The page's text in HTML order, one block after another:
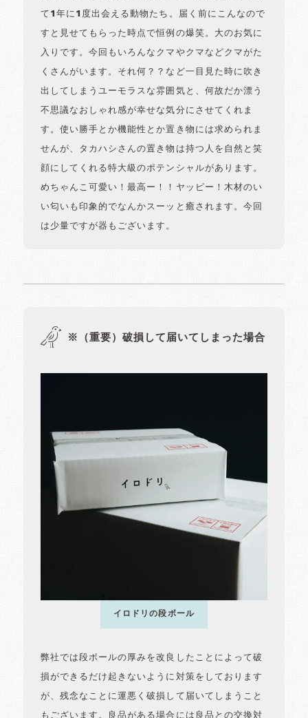
て1年に1度出会える動物たち。届く前にこんなので
すと見せてもらった時点で恒例の爆笑。大のお気に
入りです。今回もいろんなクマやクマなどクマがた
くさんがいます。それ何？？など一目見た時に吹き
出してしまうユーモラスな雰囲気と、何故だか漂う
不思議なおしゃれ感が幸せな気分にさせてくれま
す。使い勝手とか機能性とか置き物には求められま
せんが、タカハシさんの置き物は持つ人を自然と笑
顔にしてくれる特大級のポテンシャルがあります。
めちゃんこ可愛い！最高ー！！ヤッピー！木材のい
い匂いも印象的でなんかスーッと癒されます。今回
は少量ですが器もございます。
※（重要）破損して届いてしまった場合
イロドリの段ボール
弊社では段ボールの厚みを改良したことによって破
損ができるだけ起きないように対策をしております
が、残念なことに運悪く破損して届いてしまうこと
もございます。良品がある場合には良品との交換対